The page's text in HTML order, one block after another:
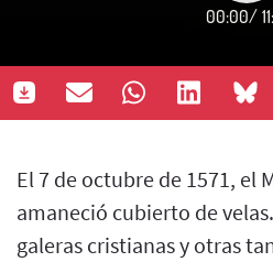
00:00/
El 7 de octubre de 1571, el
amaneció cubierto de
galeras cristianas y otras